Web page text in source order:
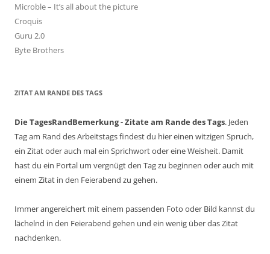
Microble – It’s all about the picture
Croquis
Guru 2.0
Byte Brothers
ZITAT AM RANDE DES TAGS
Die TagesRandBemerkung - Zitate am Rande des Tags. Jeden
Tag am Rand des Arbeitstags findest du hier einen witzigen Spruch,
ein Zitat oder auch mal ein Sprichwort oder eine Weisheit. Damit
hast du ein Portal um vergnügt den Tag zu beginnen oder auch mit
einem Zitat in den Feierabend zu gehen.
Immer angereichert mit einem passenden Foto oder Bild kannst du
lächelnd in den Feierabend gehen und ein wenig über das Zitat
nachdenken.